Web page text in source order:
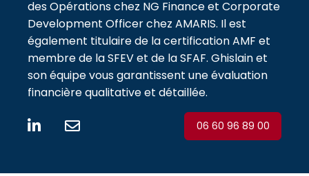
des Opérations chez NG Finance et Corporate
Development Officer chez AMARIS. Il est
également titulaire de la certification AMF et
membre de la SFEV et de la SFAF. Ghislain et
son équipe vous garantissent une évaluation
financière qualitative et détaillée.
06 60 96 89 00